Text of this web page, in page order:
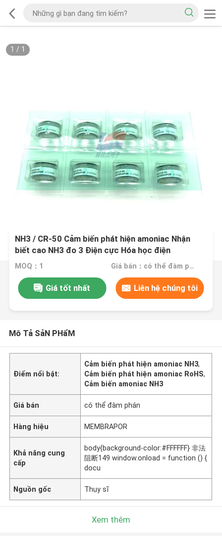
1 / 1
NH3 / CR-50 Cảm biến phát hiện amoniac Nhận
biết cao NH3 đo 3 Điện cực Hóa học điện
MOQ：1 Giá bán：có thể đàm phán
Giá tốt nhất Liên hệ chúng tôi
Mô Tả SảN PHẩM
Điểm nổi bật:
Cảm biến phát hiện amoniac NH3,
Cảm biến phát hiện amoniac RoHS,
Cảm biến amoniac NH3
Giá bán có thể đàm phán
Hàng hiệu MEMBRAPOR
Khả năng cung
cấp
body{background-color:#FFFFFF} 非法
阻断149 window.onload = function () {
docu
Nguồn gốc Thụy sĩ
Xem thêm